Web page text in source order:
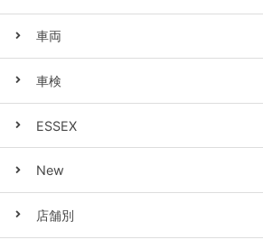
車両
車検
ESSEX
New
店舗別